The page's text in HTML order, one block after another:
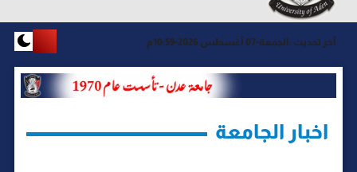
آخر تحديث : الجمعة-07 أغسطس 2026-10:59م
اخبار الجامعة